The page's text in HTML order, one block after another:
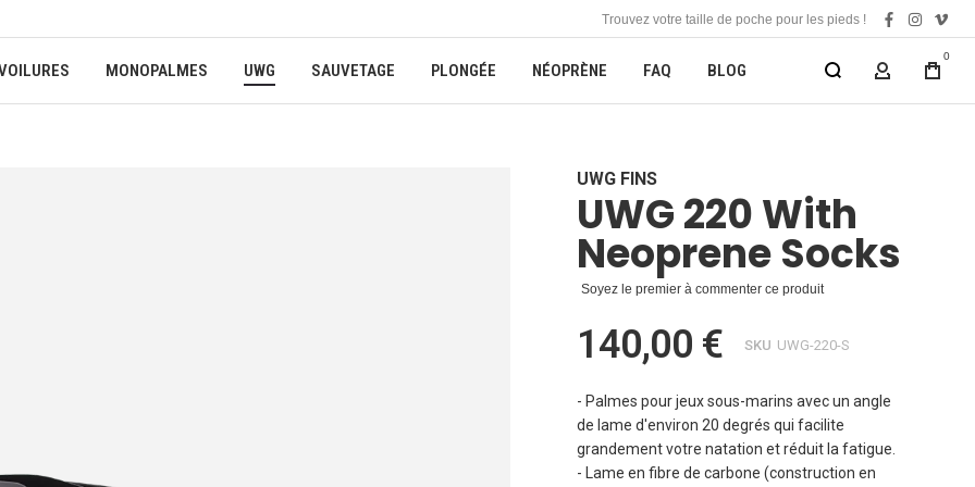
Trouvez votre taille de poche pour les pieds !
facebook
MONOPALMES UWG SAUVETAGE PLONGÉE NÉOPRÈNE FAQ BLOG MON
0
UWG FINS
UWG 220 With
Neoprene Socks
Soyez le premier à commenter ce produit
140,00 € SKU UWG-220-S
- Palmes pour jeux sous-marins avec un angle
de lame d'environ 20 degrés qui facilite
grandement votre natation et réduit la fatigue.
- Lame en fibre de carbone (construction en